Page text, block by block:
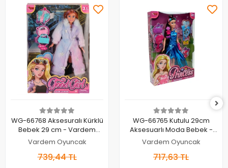
Sepete Ekle
WG-66768 Aksesuralı Kürklü
Bebek 29 cm - Vardem
Oyuncak
Vardem Oyuncak
739,44 TL
Sepete Ekle
WG-66765 Kutulu 29cm
Aksesuarlı Moda Bebek -
Vardem Oyuncak
Vardem Oyuncak
717,63 TL